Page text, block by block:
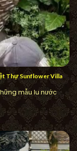
Thự Sunflower Villa
mẫu lu nước